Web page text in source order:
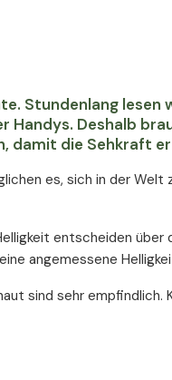
Stundenlang lesen
Deshalb
damit die Sehkraft
es, sich in der Welt
entscheiden über
angemessene
sind sehr empfindlich.